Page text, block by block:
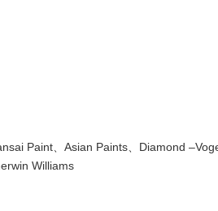
Paint、Asian Paints、Diamond
Williams